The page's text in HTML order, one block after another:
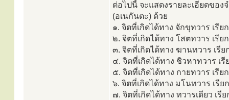
ต่อไปนี้ จะแสดงรายละเอียดขอ
(อเนกันตะ) ด้วย
๑. จิตที่เกิดได้ทาง จักขุทวาร เรี
๒. จิตที่เกิดได้ทาง โสตทวาร เรี
๓. จิตที่เกิดได้ทาง ฆานทวาร เรี
๔. จิตที่เกิดได้ทาง ชิวหาทวาร เ
๕. จิตที่เกิดได้ทาง กายทวาร เรี
๖. จิตที่เกิดได้ทาง มโนทวาร เรี
๗. จิตที่เกิดได้ทาง ทวารเดียว เรี